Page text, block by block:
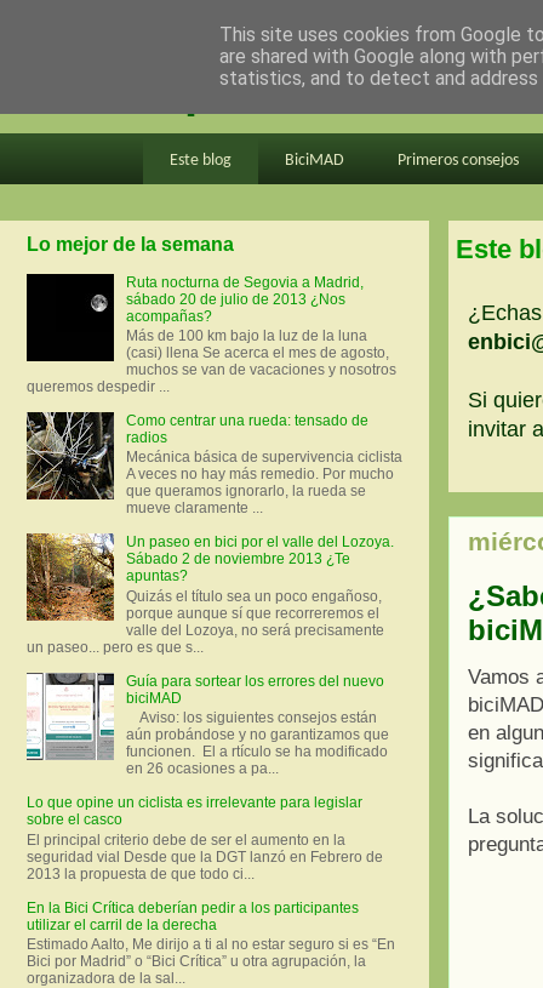
en bici por madrid
Este blog BiciMAD Primeros consejos
Este
Si
invitar
Vamos
en
La
Lo mejor de la semana
Ruta nocturna de Segovia a Madrid,
sábado 20 de julio de 2013 ¿Nos
acompañas?
Más de 100 km bajo la luz de la luna
(casi) llena Se acerca el mes de agosto,
muchos se van de vacaciones y nosotros
queremos despedir ...
Como centrar una rueda: tensado de
radios
Mecánica básica de supervivencia ciclista
A veces no hay más remedio. Por mucho
que queramos ignorarlo, la rueda se
mueve claramente ...
Un paseo en bici por el valle del Lozoya.
Sábado 2 de noviembre 2013 ¿Te
apuntas?
Quizás el título sea un poco engañoso,
porque aunque sí que recorreremos el
valle del Lozoya, no será precisamente
un paseo... pero es que s...
Guía para sortear los errores del nuevo
biciMAD
Aviso: los siguientes consejos están
aún probándose y no garantizamos que
funcionen. El a rtículo se ha modificado
en 26 ocasiones a pa...
Lo que opine un ciclista es irrelevante para legislar
sobre el casco
El principal criterio debe de ser el aumento en la
seguridad vial Desde que la DGT lanzó en Febrero de
2013 la propuesta de que todo ci...
En la Bici Crítica deberían pedir a los participantes
utilizar el carril de la derecha
Estimado Aalto, Me dirijo a ti al no estar seguro si es “En
Bici por Madrid” o “Bici Crítica” u otra agrupación, la
organizadora de la sal...
This site uses cookies from Google
are shared with Google along with
statistics, and to detect and address